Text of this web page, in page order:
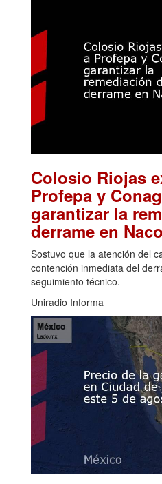
Colosio Riojas
Profepa y
garantizar la
derrame en Naco
Sostuvo que la atención del
contención inmediata del
seguimiento técnico.
Uniradio Informa